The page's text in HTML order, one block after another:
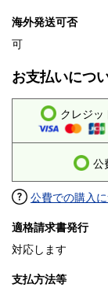
海外発送可否
可
お支払いにつ
クレジッ
公
公費での購入
適格請求書発行
対応します
支払方法等